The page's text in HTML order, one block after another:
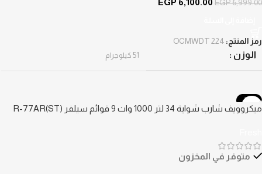
EGP6,999.00
EGP 6,100.00
رمز المنتج: OCMWDT 224
الوزن 51 كيلوجرام
-33%
ميكروويف شارب شواية 34 لتر 1000 وات 9 قوائم سيلفر R-77AR(ST)
متوفر في المخزون